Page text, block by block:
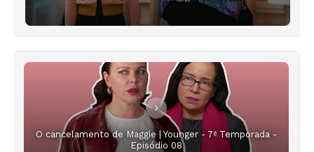
O cancelamento de Maggie | Younger - 7ª Temporada -
Episódio 08